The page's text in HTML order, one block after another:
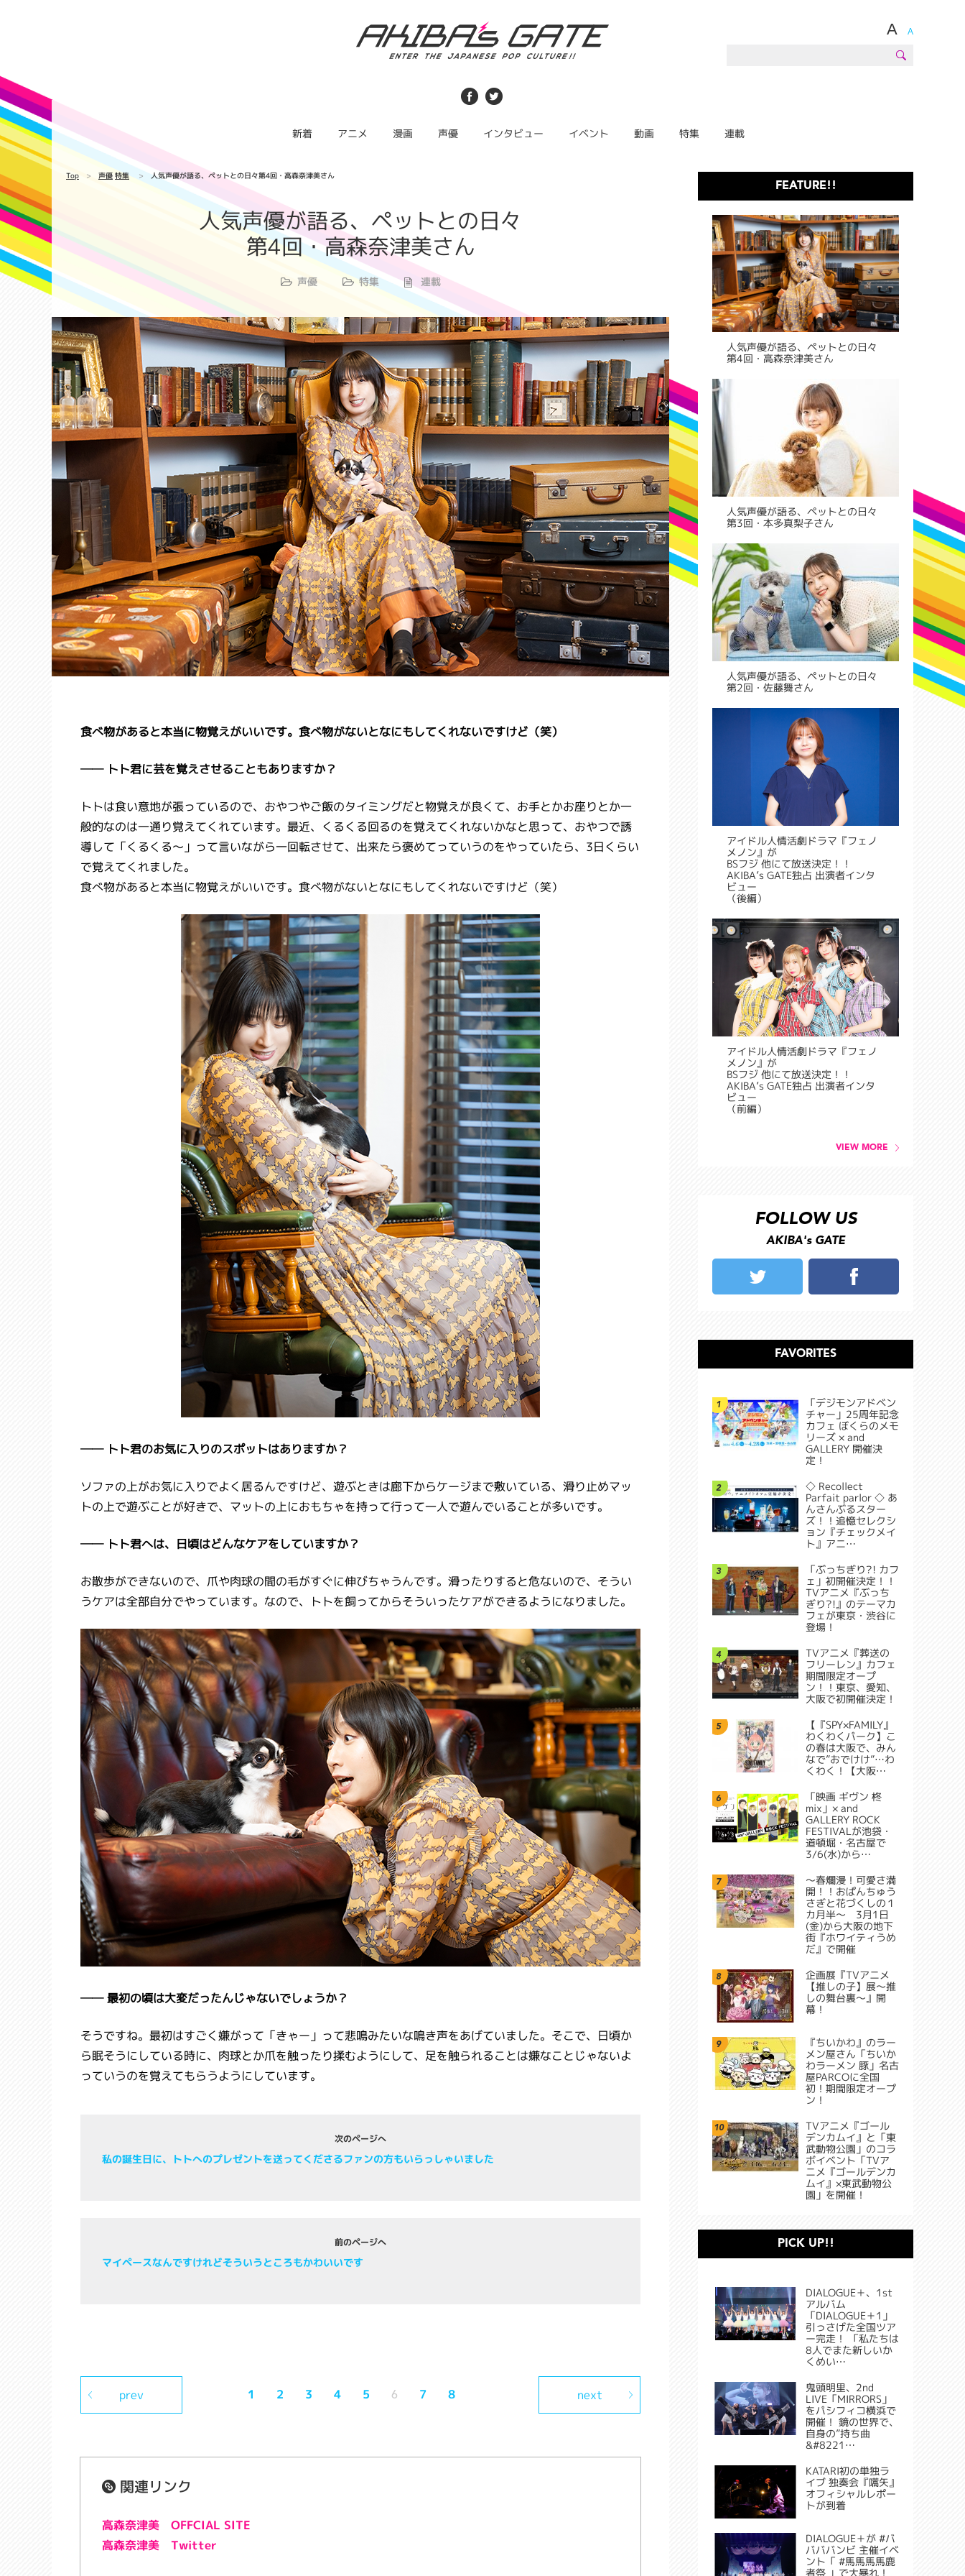
A A
新着 アニメ 漫画 声優 インタビュー イベント 動画 特集 連載
FEATURE!!
人気声優が語る、ペットとの日々
第4回・高森奈津美さん
人気声優が語る、ペットとの日々
第3回・本多真梨子さん
人気声優が語る、ペットとの日々
第2回・佐藤舞さん
アイドル人情活劇ドラマ『フェノ
メノン』が
BSフジ 他にて放送決定！！
AKIBA’s GATE独占 出演者インタ
ビュー
（後編）
アイドル人情活劇ドラマ『フェノ
メノン』が
BSフジ 他にて放送決定！！
AKIBA’s GATE独占 出演者インタ
ビュー
（前編）
VIEW MORE
FOLLOW US
AKIBA's GATE
FAVORITES
1
「デジモンアドベン
チャー」25周年記念
カフェ ぼくらのメモ
リーズ × and
GALLERY 開催決
定！
2
◇ Recollect
Parfait parlor ◇ あ
んさんぶるスター
ズ！！追憶セレクシ
ョン『チェックメイ
ト』アニ…
3
「ぶっちぎり?! カフ
ェ」初開催決定！！
TVアニメ『ぶっち
ぎり?!』のテーマカ
フェが東京・渋谷に
登場！
4
TVアニメ『葬送の
フリーレン』カフェ
期間限定オープ
ン！！東京、愛知、
大阪で初開催決定！
5
【『SPY×FAMILY』
わくわくパーク】こ
の春は大阪で、みん
なで”おでけけ”…わ
くわく！【大阪…
6
「映画 ギヴン 柊
mix」× and
GALLERY ROCK
FESTIVALが池袋・
道頓堀・名古屋で
3/6(水)から…
7
～春爛漫！可愛さ満
開！！おぱんちゅう
さぎと花づくしの１
カ月半～ 3月1日
(金)から大阪の地下
街『ホワイティうめ
だ』で開催
8
企画展『TVアニメ
【推しの子】展～推
しの舞台裏～』開
幕！
9
『ちいかわ』のラー
メン屋さん「ちいか
わラーメン 豚」名古
屋PARCOに全国
初！期間限定オープ
ン！
10
TVアニメ『ゴール
デンカムイ』と「東
武動物公園」のコラ
ボイベント「TVア
ニメ『ゴールデンカ
ムイ』×東武動物公
園」を開催！
PICK UP!!
DIALOGUE＋、1st
アルバム
「DIALOGUE＋1」
引っさげた全国ツア
ー完走！ 「私たちは
8人でまた新しいか
くめい…
鬼頭明里、2nd
LIVE「MIRRORS」
をパシフィコ横浜で
開催！ 鏡の世界で、
自身の”持ち曲
&#8221…
KATARI初の単独ラ
イブ 独奏会『嚆矢』
オフィシャルレポー
トが到着
DIALOGUE＋が #バ
バババンビ 主催イベ
ント「 #馬馬馬馬鹿
者祭 」で大暴れ！
Top 声優 特集 人気声優が語る、ペットとの日々第4回・高森奈津美さん
人気声優が語る、ペットとの日々
第4回・高森奈津美さん
声優 特集 連載
食べ物があると本当に物覚えがいいです。食べ物がないとなにもしてくれないですけど（笑）
── トト君に芸を覚えさせることもありますか？
トトは食い意地が張っているので、おやつやご飯のタイミングだと物覚えが良くて、お手とかお座りとか一
般的なのは一通り覚えてくれています。最近、くるくる回るのを覚えてくれないかなと思って、おやつで誘
導して「くるくる～」って言いながら一回転させて、出来たら褒めてっていうのをやっていたら、3日くらい
で覚えてくれました。
食べ物があると本当に物覚えがいいです。食べ物がないとなにもしてくれないですけど（笑）
── トト君のお気に入りのスポットはありますか？
ソファの上がお気に入りでよく居るんですけど、遊ぶときは廊下からケージまで敷いている、滑り止めマッ
トの上で遊ぶことが好きで、マットの上におもちゃを持って行って一人で遊んでいることが多いです。
── トト君へは、日頃はどんなケアをしていますか？
お散歩ができないので、爪や肉球の間の毛がすぐに伸びちゃうんです。滑ったりすると危ないので、そうい
うケアは全部自分でやっています。なので、トトを飼ってからそういったケアができるようになりました。
── 最初の頃は大変だったんじゃないでしょうか？
そうですね。最初はすごく嫌がって「きゃー」って悲鳴みたいな鳴き声をあげていました。そこで、日頃か
ら眠そうにしている時に、肉球とか爪を触ったり揉むようにして、足を触られることは嫌なことじゃないよ
っていうのを覚えてもらうようにしています。
次のページへ
私の誕生日に、トトへのプレゼントを送ってくださるファンの方もいらっしゃいました
前のページへ
マイペースなんですけれどそういうところもかわいいです
prev next
1 2 3 4 5 6 7 8
関連リンク
高森奈津美 OFFCIAL SITE
高森奈津美 Twitter